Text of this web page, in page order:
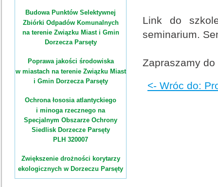
Link do
seminarium.
Zapraszamy do
<- Wróc do:
Budowa Punktów Selektywnej
Zbiórki Odpadów Komunalnych
na terenie Związku Miast i Gmin
Dorzecza Parsęty
Poprawa jakości środowiska
w miastach na terenie Związku Miast
i Gmin Dorzecza Parsęty
Ochrona łososia atlantyckiego
i minoga rzecznego na
Specjalnym Obszarze Ochrony
Siedlisk Dorzecze Parsęty
PLH 320007
Zwiększenie drożności korytarzy
ekologicznych w Dorzeczu Parsęty